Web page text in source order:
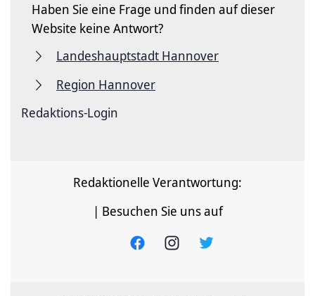
Haben Sie eine Frage und finden auf dieser
Website keine Antwort?
Landeshauptstadt Hannover
Region Hannover
Redaktions-Login
Redaktionelle Verantwortung:
| Besuchen Sie uns auf